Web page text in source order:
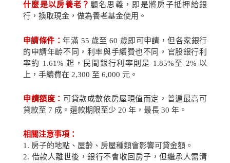
什麼是以房養老？ 顧名思義，即是將房子抵押給銀
行，換取現金，做為養老基金使用。
申請條件：年滿 55 歲至 60 歲即可申請，但各家銀行
的申請年齡不同，利率與手續費也不同，官股銀行利
率約 1.61% 起，民間銀行利率則是 1.85% 至 2% 以
上，手續費在 2,300 至 6,000 元。
申請額度： 可貸款成數依房屋現值而定，普遍最高可
貸款至 7 成。還款期限至少 20 年，最長 30 年。
相關注意事項：
1. 房子的地點、屋齡、房屋種類會影響可貸金額。
2. 借款人離世後，銀行不會收回房子，但繼承人需清